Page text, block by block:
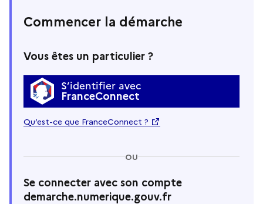
Commencer la démarche
Vous êtes un particulier ?
S’identifier avec
FranceConnect
Qu’est-ce que FranceConnect ?
OU
Se connecter avec son compte
demarche.numerique.gouv.fr